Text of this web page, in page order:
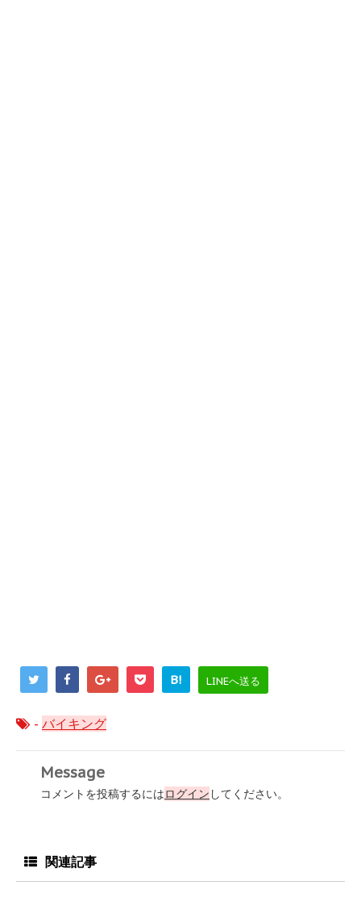
B! LINEへ送る
- バイキング
Message
コメントを投稿するにはログイン してください。
関連記事